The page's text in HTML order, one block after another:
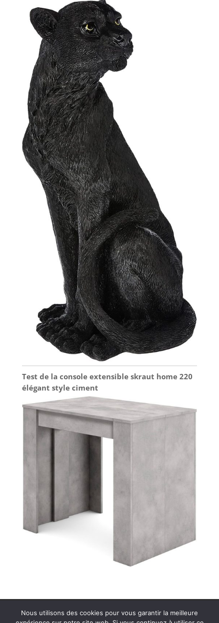
Test de la console extensible skraut home 220
élégant style ciment
Plan de site
Contact
Nous utilisons des cookies pour vous garantir la meilleure